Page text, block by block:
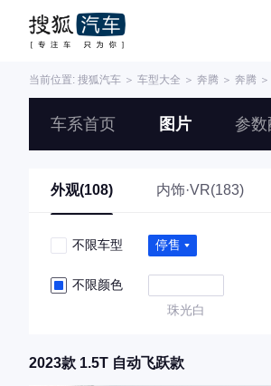
当前位置: 搜狐汽车 ＞ 车型大全 ＞ 奔腾 ＞ 奔腾 ＞
车系首页 图片 参数
外观(108) 内饰·VR(183)
不限车型 停售
不限颜色
珠光白
2023款 1.5T 自动飞跃款